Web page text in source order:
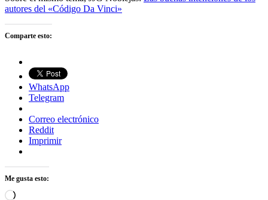
autores del «Código Da Vinci»
Comparte esto:
WhatsApp
Telegram
Correo electrónico
Reddit
Imprimir
Me gusta esto:
Cargando...